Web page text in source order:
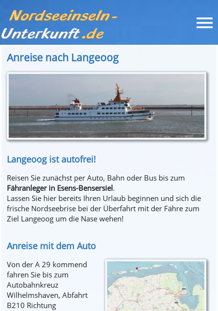
Anreise nach Langeoog
Langeoog ist autofrei!
Reisen Sie zunächst per Auto, Bahn oder Bus bis zum
Fähranleger in Esens-Bensersiel.
Lassen Sie hier bereits Ihren Urlaub beginnen und sich die
frische Nordseebrise bei der Überfahrt mit der Fähre zum
Ziel Langeoog um die Nase wehen!
Anreise mit dem Auto
Von der A 29 kommend
fahren Sie bis zum
Autobahnkreuz
Wilhelmshaven, Abfahrt
B210 Richtung